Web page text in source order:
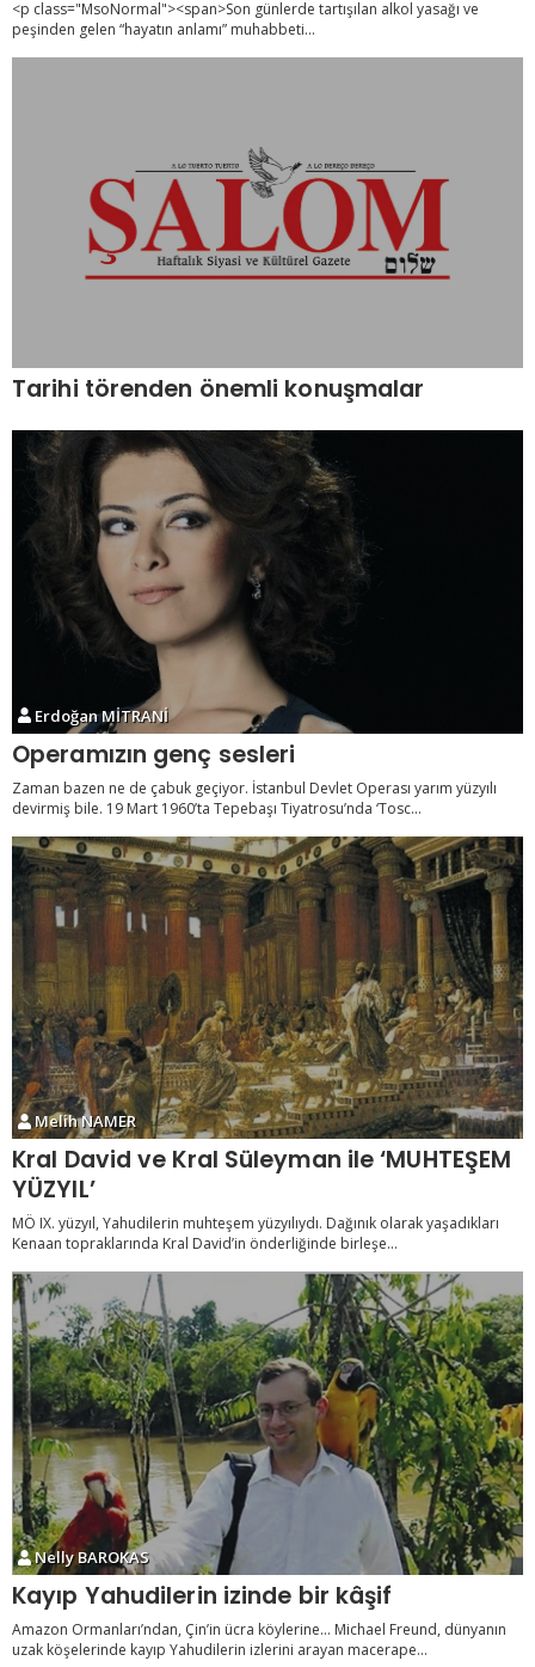
<p class="MsoNormal"><span>Son günlerde tartışılan alkol yasağı ve
peşinden gelen “hayatın anlamı” muhabbeti...
Tarihi törenden önemli konuşmalar
Erdoğan MİTRANİ
Operamızın genç sesleri
Zaman bazen ne de çabuk geçiyor. İstanbul Devlet Operası yarım yüzyılı
devirmiş bile. 19 Mart 1960’ta Tepebaşı Tiyatrosu’nda ‘Tosc...
Melih NAMER
Kral David ve Kral Süleyman ile ‘MUHTEŞEM
YÜZYIL’
MÖ IX. yüzyıl, Yahudilerin muhteşem yüzyılıydı. Dağınık olarak yaşadıkları
Kenaan topraklarında Kral David’in önderliğinde birleşe...
Nelly BAROKAS
Kayıp Yahudilerin izinde bir kâşif
Amazon Ormanları’ndan, Çin’in ücra köylerine… Michael Freund, dünyanın
uzak köşelerinde kayıp Yahudilerin izlerini arayan macerape...